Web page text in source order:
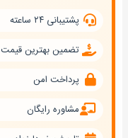
پشتیبانی ۲۴ ساعته
تضمین بهترین قیمت
پرداخت امن
مشاوره رایگان